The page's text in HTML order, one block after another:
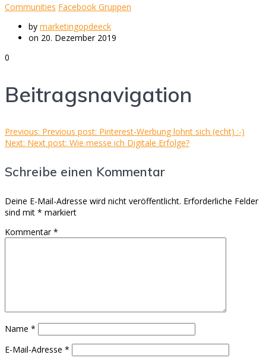
Communities Facebook Gruppen
by marketingopdeeck
on 20. Dezember 2019
0
Beitragsnavigation
Previous: Previous post: Pinterest-Werbung lohnt sich (echt) :-)
Next: Next post: Wie messe ich Digitale Erfolge?
Schreibe einen Kommentar
Deine E-Mail-Adresse wird nicht veröffentlicht. Erforderliche Felder
sind mit * markiert
Kommentar*
Name *
E-Mail-Adresse *